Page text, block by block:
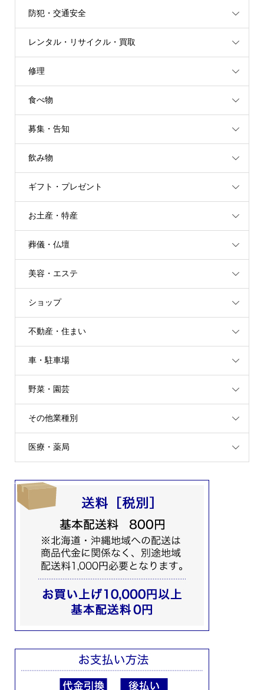
防犯・交通安全
レンタル・リサイクル・買取
修理
食べ物
募集・告知
飲み物
ギフト・プレゼント
お土産・特産
葬儀・仏壇
美容・エステ
ショップ
不動産・住まい
車・駐車場
野菜・園芸
その他業種別
医療・薬局